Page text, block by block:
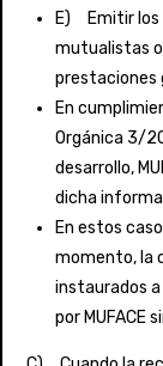
E) Emitir los
mutualistas o
prestaciones
En
Orgánica 3/
desarrollo,
dicha
En estos
momento, la
instaurados
por MUFACE